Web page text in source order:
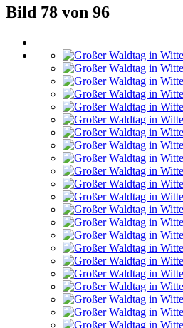
Bild 78 von 96